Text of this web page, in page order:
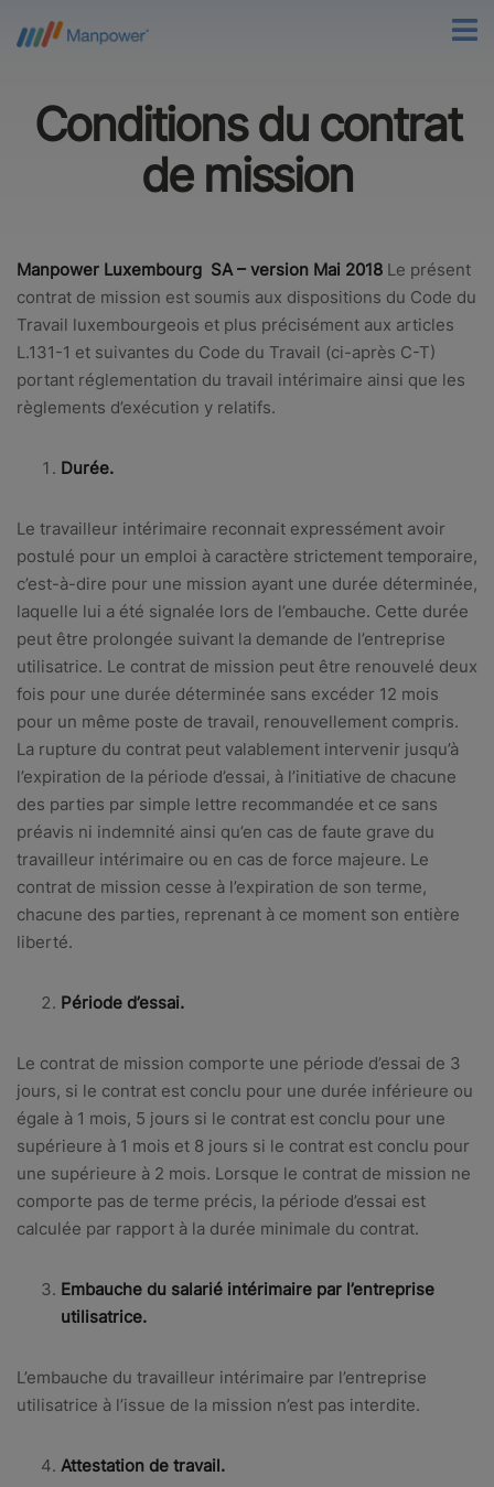
Conditions du contrat
de mission
Manpower Luxembourg SA – version Mai 2018 Le présent
contrat de mission est soumis aux dispositions du Code du
Travail luxembourgeois et plus précisément aux articles
L.131-1 et suivantes du Code du Travail (ci-après C-T)
portant réglementation du travail intérimaire ainsi que les
règlements d’exécution y relatifs.
Durée.
Le travailleur intérimaire reconnait expressément avoir
postulé pour un emploi à caractère strictement temporaire,
c’est-à-dire pour une mission ayant une durée déterminée,
laquelle lui a été signalée lors de l’embauche. Cette durée
peut être prolongée suivant la demande de l’entreprise
utilisatrice. Le contrat de mission peut être renouvelé deux
fois pour une durée déterminée sans excéder 12 mois
pour un même poste de travail, renouvellement compris.
La rupture du contrat peut valablement intervenir jusqu’à
l’expiration de la période d’essai, à l’initiative de chacune
des parties par simple lettre recommandée et ce sans
préavis ni indemnité ainsi qu’en cas de faute grave du
travailleur intérimaire ou en cas de force majeure. Le
contrat de mission cesse à l’expiration de son terme,
chacune des parties, reprenant à ce moment son entière
liberté.
Période d’essai.
Le contrat de mission comporte une période d’essai de 3
jours, si le contrat est conclu pour une durée inférieure ou
égale à 1 mois, 5 jours si le contrat est conclu pour une
supérieure à 1 mois et 8 jours si le contrat est conclu pour
une supérieure à 2 mois. Lorsque le contrat de mission ne
comporte pas de terme précis, la période d’essai est
calculée par rapport à la durée minimale du contrat.
Embauche du salarié intérimaire par l’entreprise
utilisatrice.
L’embauche du travailleur intérimaire par l’entreprise
utilisatrice à l’issue de la mission n’est pas interdite.
Attestation de travail.